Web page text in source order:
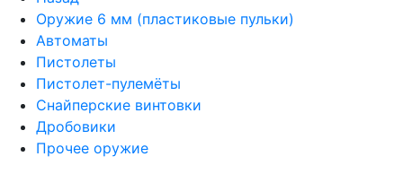
Оружие 6 мм (пластиковые пульки)
Автоматы
Пистолеты
Пистолет-пулемёты
Снайперские винтовки
Дробовики
Прочее оружие